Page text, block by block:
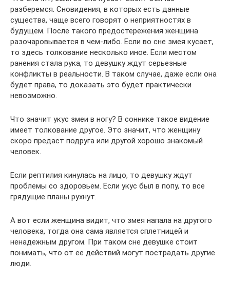
разберемся. Сновидения, в которых есть данные
существа, чаще всего говорят о неприятностях в
будущем. После такого предостережения женщина
разочаровывается в чем-либо. Если во сне змея кусает,
то здесь толкование несколько иное. Если местом
ранения стала рука, то девушку ждут серьезные
конфликты в реальности. В таком случае, даже если она
будет права, то доказать это будет практически
невозможно.
Что значит укус змеи в ногу? В соннике такое видение
имеет толкование другое. Это значит, что женщину
скоро предаст подруга или другой хорошо знакомый
человек.
Если рептилия кинулась на лицо, то девушку ждут
проблемы со здоровьем. Если укус был в попу, то все
грядущие планы рухнут.
А вот если женщина видит, что змея напала на другого
человека, тогда она сама является сплетницей и
ненадежным другом. При таком сне девушке стоит
понимать, что от ее действий могут пострадать другие
люди.